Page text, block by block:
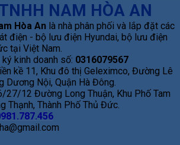
NAM HÒA AN
Hòa An là nhà phân phối và lắp đặt các
điện - bộ lưu điện Hyundai, bộ lưu điện
tại Việt Nam.
kinh doanh số: 0316079567
kề 11, Khu đô thị Geleximco, Đường Lê
Dương Nội, Quận Hà Đông.
27/12 Đường Long Thuận, Khu Phố Tam
Thạnh, Thành Phố Thủ Đức.